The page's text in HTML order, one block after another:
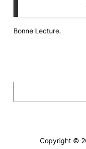
Bonne Lecture.
Copyright ©